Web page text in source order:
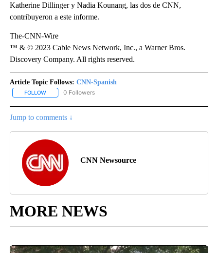
Katherine Dillinger y Nadia Kounang, las dos de CNN,
contribuyeron a este informe.
The-CNN-Wire
™ & © 2023 Cable News Network, Inc., a Warner Bros.
Discovery Company. All rights reserved.
Article Topic Follows: CNN-Spanish
FOLLOW FOLLOW "CNN-SPANISH" TO RECEIVE NOTIFICATIONS ABOUT
0 Followers
Jump to comments ↓
CNN Newsource
MORE NEWS